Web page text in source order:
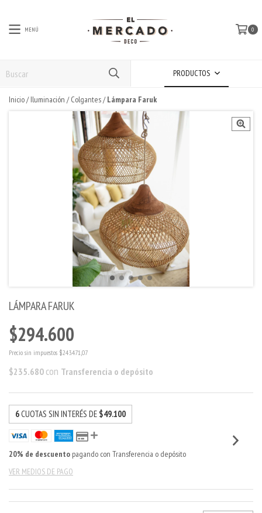
MENÚ 0
PRODUCTOS
Inicio/ Iluminación / Colgantes/ Lámpara Faruk
LÁMPARA FARUK
$294.600
Precio sin impuestos $243.471,07
$235.680 con Transferencia o depósito
6CUOTAS SIN INTERÉS DE $49.100
20% de descuento pagando con Transferencia o depósito
VER MEDIOS DE PAGO